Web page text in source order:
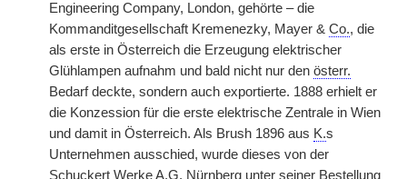
Engineering Company, London, gehörte – die
Kommanditgesellschaft Kremenezky, Mayer & Co., die
als erste in Österreich die Erzeugung elektrischer
Glühlampen aufnahm und bald nicht nur den österr.
Bedarf deckte, sondern auch exportierte. 1888 erhielt er
die Konzession für die erste elektrische Zentrale in Wien
und damit in Österreich. Als Brush 1896 aus K.s
Unternehmen ausschied, wurde dieses von der
Schuckert Werke A.G. Nürnberg unter seiner Bestellung